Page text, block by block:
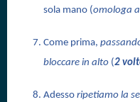
sola mano (omologa
Come prima,
bloccare in alto (2
Adesso ripetiamo la